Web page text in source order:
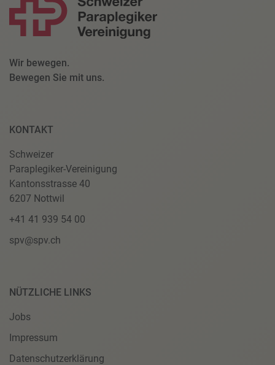
Wir bewegen.
Bewegen Sie mit uns.
KONTAKT
Schweizer
Paraplegiker-Vereinigung
Kantonsstrasse 40
6207 Nottwil
+41 41 939 54 00
spv@spv.ch
NÜTZLICHE LINKS
Jobs
Impressum
Datenschutzerklärung